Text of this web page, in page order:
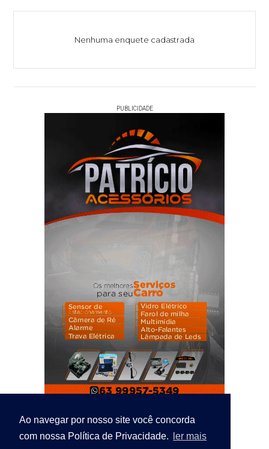
Ao navegar por nosso site você concorda
com nossa Política de Privacidade.
ler mais
Nenhuma enquete cadastrada
PUBLICIDADE